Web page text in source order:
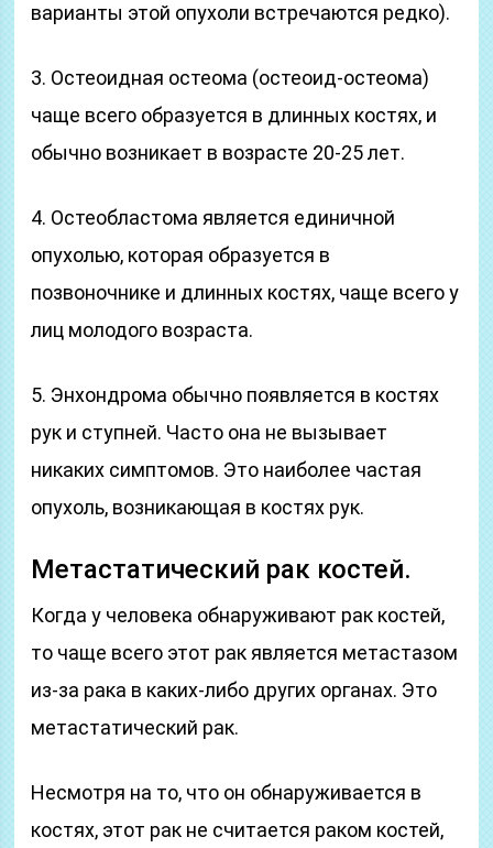
варианты этой опухоли встречаются редко).
3. Остеоидная остеома (остеоид-остеома)
чаще всего образуется в длинных костях, и
обычно возникает в возрасте 20-25 лет.
4. Остеобластома является единичной
опухолью, которая образуется в
позвоночнике и длинных костях, чаще всего у
лиц молодого возраста.
5. Энхондрома обычно появляется в костях
рук и ступней. Часто она не вызывает
никаких симптомов. Это наиболее частая
опухоль, возникающая в костях рук.
Метастатический рак костей.
Когда у человека обнаруживают рак костей,
то чаще всего этот рак является метастазом
из-за рака в каких-либо других органах. Это
метастатический рак.
Несмотря на то, что он обнаруживается в
костях, этот рак не считается раком костей,